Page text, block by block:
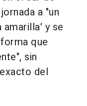
a "un
y se
que
sin
del